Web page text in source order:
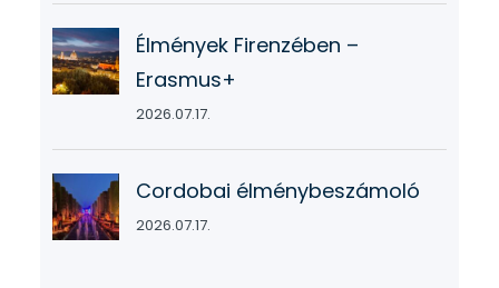
Élmények Firenzében –
Erasmus+
2026.07.17.
Cordobai élménybeszámoló
2026.07.17.